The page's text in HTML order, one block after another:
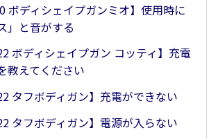
ボディシェイプガンミオ】使用時に
」と音がする
ボディシェイプガン コッティ】充電
教えてください
タフボディガン】充電ができない
タフボディガン】電源が入らない